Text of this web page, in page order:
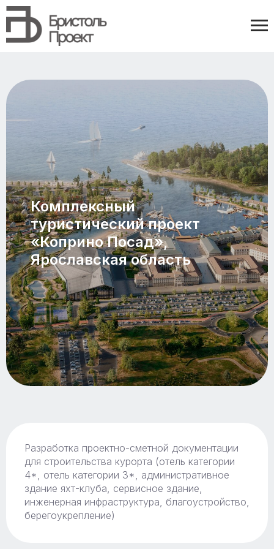
Комплексный
туристический проект
«Коприно Посад»,
Ярославская область
Разработка проектно-сметной документации
для строительства курорта (отель категории
4*, отель категории 3*, административное
здание яхт-клуба, сервисное здание,
инженерная инфраструктура, благоустройство,
берегоукрепление)